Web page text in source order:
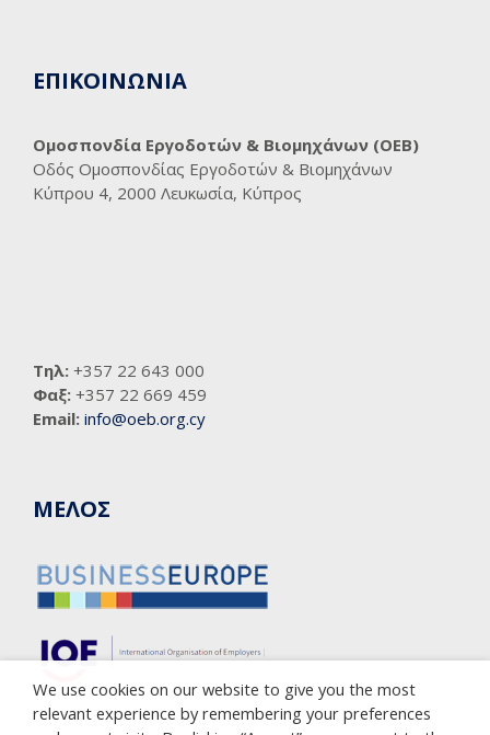
ΕΠΙΚΟΙΝΩΝΙΑ
Ομοσπονδία Εργοδοτών & Βιομηχάνων (ΟΕΒ)
Οδός Ομοσπονδίας Εργοδοτών & Βιομηχάνων
Κύπρου 4, 2000 Λευκωσία, Κύπρος
Τηλ: +357 22 643 000
Φαξ: +357 22 669 459
Email: info@oeb.org.cy
ΜΕΛΟΣ
We use cookies on our website to give you the most
relevant experience by remembering your preferences